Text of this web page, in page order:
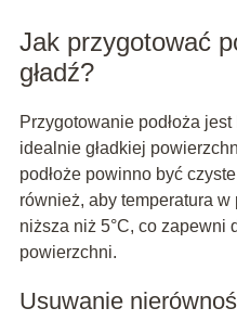
Jak przygotować
gładź?
Przygotowanie podłoża
idealnie gładkiej
podłoże powinno być
również, aby temperatura w
niższa niż 5°C, co zapewni
powierzchni.
Usuwanie